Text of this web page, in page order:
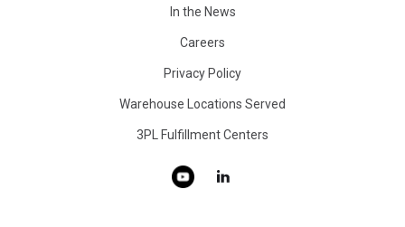
In the News
Careers
Privacy Policy
Warehouse Locations Served
3PL Fulfillment Centers